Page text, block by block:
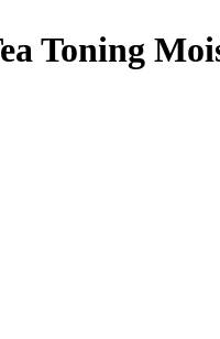
Toning